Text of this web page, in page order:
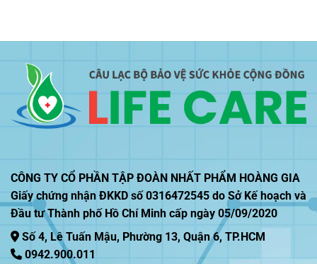
CÔNG TY CỔ PHẦN TẬP ĐOÀN NHẤT PHẨM HOÀNG GIA
Giấy chứng nhận ĐKKD số 0316472545 do Sở Kế hoạch và
Đầu tư Thành phố Hồ Chí Minh cấp ngày 05/09/2020
Số 4, Lê Tuấn Mậu, Phường 13, Quận 6, TP.HCM
0942.900.011